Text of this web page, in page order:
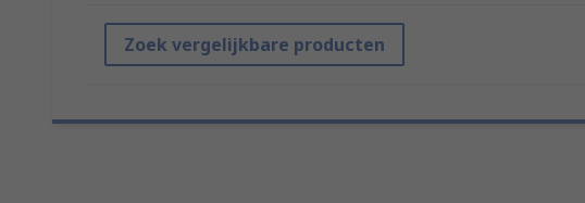
Zoek vergelijkbare producten